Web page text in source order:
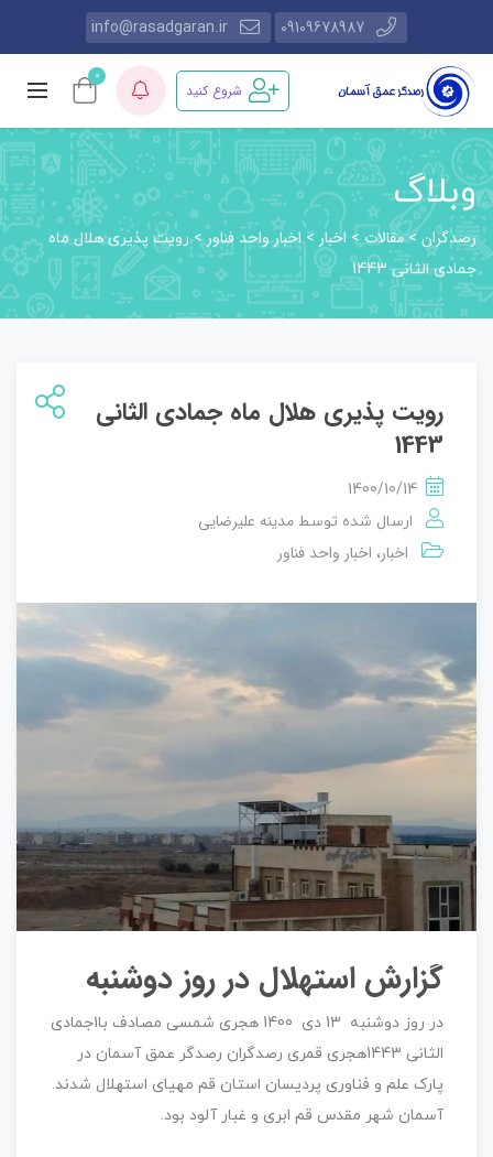
09109678987
info@rasadgaran.ir
شروع کنید
0
وبلاگ
رصدگران>مقالات> اخبار >اخبار واحد فناور>رویت پذیری هلال ماه
جمادی الثانی 1443
رویت پذیری هلال ماه جمادی الثانی
1443
1400/10/14
ارسال شده توسط مدینه علیرضایی
اخبار، اخبار واحد فناور
گزارش استهلال در روز دوشنبه
در روز دوشنبه 13 دی 1400 هجری شمسی مصادف با1جمادی
الثانی 1443هجری قمری رصدگران رصدگر عمق آسمان در
پارک علم و فناوری پردیسان استان قم مهیای استهلال شدند.
آسمان شهر مقدس قم ابری و غبار آلود بود.